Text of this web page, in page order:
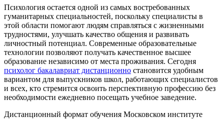
Психология остается одной из самых востребованных
гуманитарных специальностей, поскольку специалисты в
этой области помогают людям справляться с жизненными
трудностями, улучшать качество общения и развивать
личностный потенциал. Современные образовательные
технологии позволяют получать качественное высшее
образование независимо от места проживания. Сегодня
психолог бакалавриат дистанционно становится удобным
вариантом для выпускников школ, работающих специалистов
и всех, кто стремится освоить перспективную профессию без
необходимости ежедневно посещать учебное заведение.
Дистанционный формат обучения Московском институте